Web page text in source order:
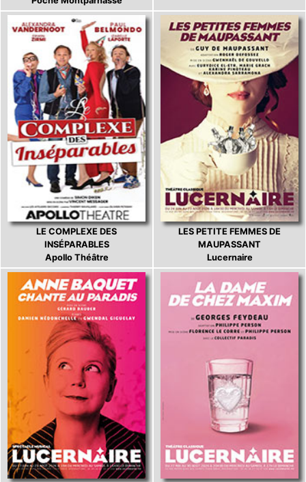
LE COMPLEXE DES
INSÉPARABLES
Apollo Théâtre
LES PETITE FEMMES DE
MAUPASSANT
Lucernaire